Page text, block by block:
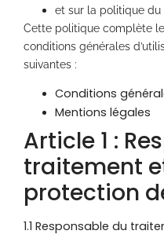
et sur la politique du
Cette politique complète
conditions générales
suivantes :
Conditions
Mentions légales
Article 1 :
traitement
protection
1.1 Responsable du